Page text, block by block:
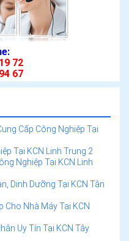
72
67
Cấp Công Nghiệp Tại
Tại KCN Linh Trung 2
Nghiệp Tại KCN Linh
Dinh Dưỡng Tại KCN Tân
Cho Nhà Máy Tại KCN
Uy Tín Tại KCN Tây